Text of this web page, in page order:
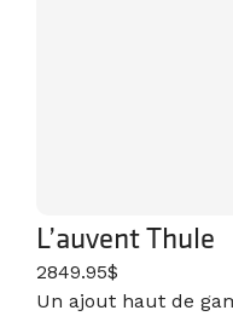
L’auvent Thule
2849.95$
Un ajout haut de